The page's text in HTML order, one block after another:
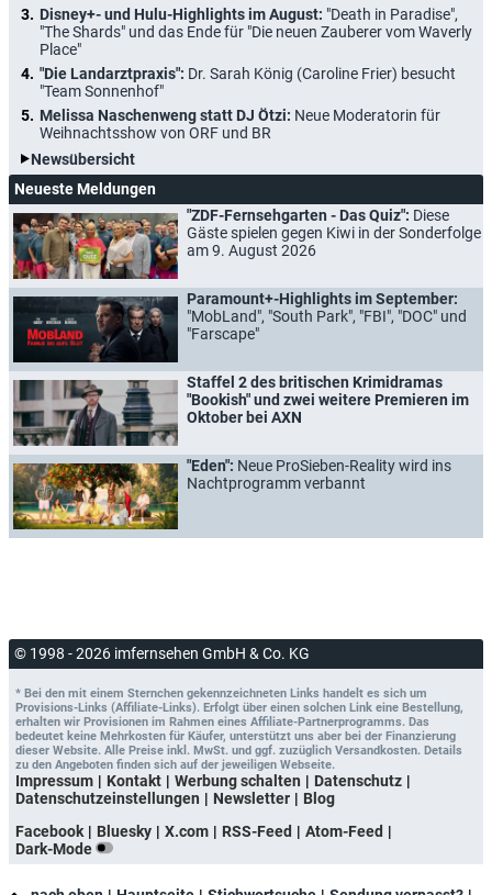
Disney+- und Hulu-Highlights im August: "Death in Paradise",
"The Shards" und das Ende für "Die neuen Zauberer vom Waverly
Place"
"Die Landarztpraxis": Dr. Sarah König (Caroline Frier) besucht
"Team Sonnenhof"
Melissa Naschenweng statt DJ Ötzi: Neue Moderatorin für
Weihnachtsshow von ORF und BR
Newsübersicht
Neueste Meldungen
"ZDF-Fernsehgarten - Das Quiz": Diese
Gäste spielen gegen Kiwi in der Sonderfolge
am 9. August 2026
Paramount+-Highlights im September:
"MobLand", "South Park", "FBI", "DOC" und
"Farscape"
Staffel 2 des britischen Krimidramas
"Bookish" und zwei weitere Premieren im
Oktober bei AXN
"Eden": Neue ProSieben-Reality wird ins
Nachtprogramm verbannt
© 1998 - 2026 imfernsehen GmbH & Co. KG
* Bei den mit einem Sternchen gekennzeichneten Links handelt es sich um
Provisions-Links (Affiliate-Links). Erfolgt über einen solchen Link eine Bestellung,
erhalten wir Provisionen im Rahmen eines Affiliate-Partnerprogramms. Das
bedeutet keine Mehrkosten für Käufer, unterstützt uns aber bei der Finanzierung
dieser Website. Alle Preise inkl. MwSt. und ggf. zuzüglich Versandkosten. Details
zu den Angeboten finden sich auf der jeweiligen Webseite.
Impressum Kontakt Werbung schalten
Datenschutz
Datenschutzeinstellungen
Newsletter
Blog
Facebook
Bluesky X.com RSS-Feed
Atom-Feed
Dark-Mode